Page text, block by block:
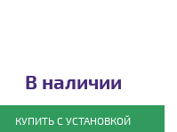
В наличии
КУПИТЬ С УСТАНОВКОЙ